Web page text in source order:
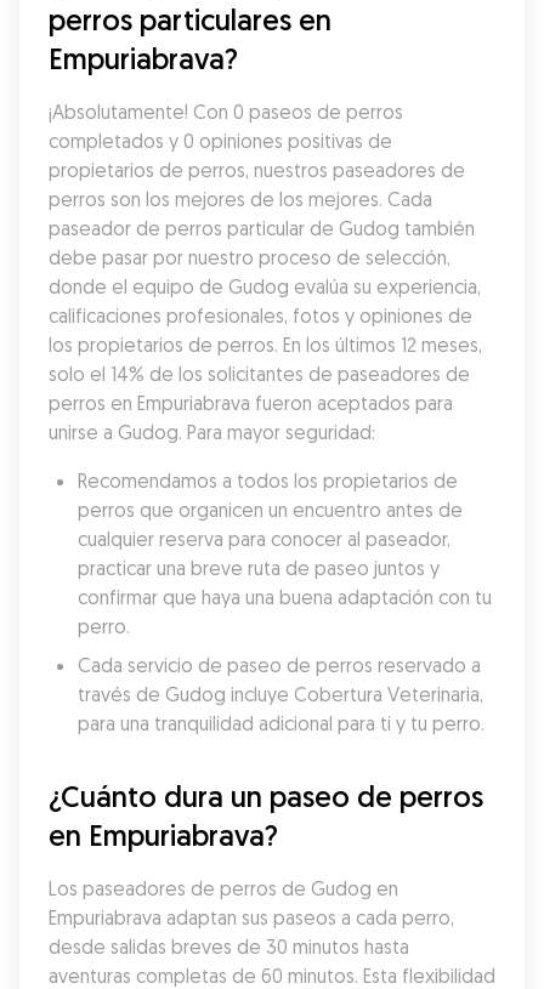
perros particulares en
Empuriabrava?
¡Absolutamente! Con 0 paseos de perros
completados y 0 opiniones positivas de
propietarios de perros, nuestros paseadores de
perros son los mejores de los mejores. Cada
paseador de perros particular de Gudog también
debe pasar por nuestro proceso de selección,
donde el equipo de Gudog evalúa su experiencia,
calificaciones profesionales, fotos y opiniones de
los propietarios de perros. En los últimos 12 meses,
solo el 14% de los solicitantes de paseadores de
perros en Empuriabrava fueron aceptados para
unirse a Gudog. Para mayor seguridad:
Recomendamos a todos los propietarios de
perros que organicen un encuentro antes de
cualquier reserva para conocer al paseador,
practicar una breve ruta de paseo juntos y
confirmar que haya una buena adaptación con tu
perro.
Cada servicio de paseo de perros reservado a
través de Gudog incluye Cobertura Veterinaria,
para una tranquilidad adicional para ti y tu perro.
¿Cuánto dura un paseo de perros
en Empuriabrava?
Los paseadores de perros de Gudog en
Empuriabrava adaptan sus paseos a cada perro,
desde salidas breves de 30 minutos hasta
aventuras completas de 60 minutos. Esta flexibilidad